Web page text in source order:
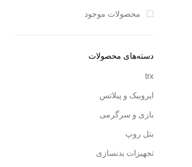
محصولات موجود
دسته‌های محصولات
trx
ایروبیک و پیلاتس
بازی و سرگرمی
بتل روپ
تجهیزات بدنسازی